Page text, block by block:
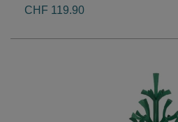
CHF 119.90